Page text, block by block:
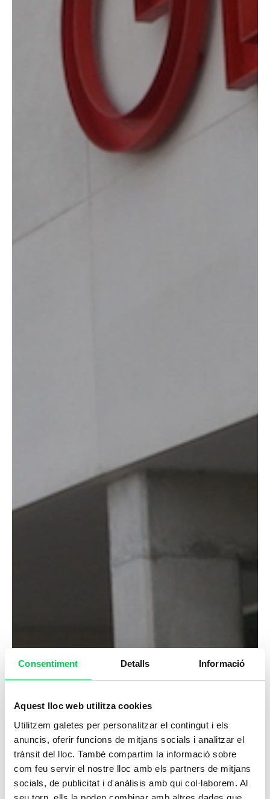
Consentiment Detalls Informació
Aquest lloc web utilitza cookies
Utilitzem galetes per personalitzar el contingut i els
anuncis, oferir funcions de mitjans socials i analitzar el
trànsit del lloc. També compartim la informació sobre
com feu servir el nostre lloc amb els partners de mitjans
socials, de publicitat i d'anàlisis amb qui col·laborem. Al